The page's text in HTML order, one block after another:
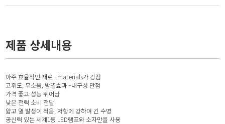
제품 상세내용
아주 효율적인 재료 –materials가 강점
고휘도, 무소음, 방열효과 –내구성 만점
가격 좋고 성능 뛰어남
낮은 전력 소비 전달
얇고 열 발생이 적음, 저항에 강하며 긴 수명
공신력 있는 세계1등 LED램프와 소자만을 사용